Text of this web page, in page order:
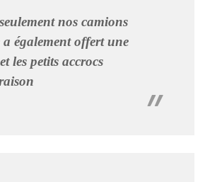
nos camions
également offert une
les petits accrocs